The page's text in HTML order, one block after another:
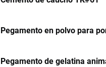
Pegamento en polvo para
Pegamento de gelatina